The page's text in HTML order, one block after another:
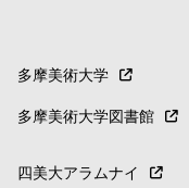
多摩美術大学
多摩美術大学図書館
四美大アラムナイ